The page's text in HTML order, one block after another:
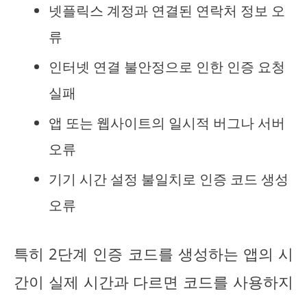
넷플릭스 계정과 연결된 연락처 정보 오
류
인터넷 연결 불안정으로 인한 인증 요청
실패
앱 또는 웹사이트의 일시적 버그나 서버
오류
기기 시간 설정 불일치로 인증 코드 생성
오류
특히 2단계 인증 코드를 생성하는 앱의 시
간이 실제 시간과 다르면 코드를 사용하지